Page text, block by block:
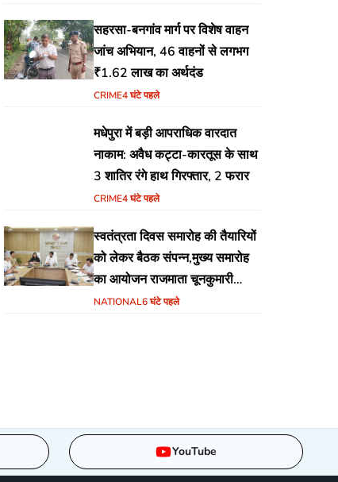
सहरसा-बनगांव मार्ग पर विशेष वाहन
जांच अभियान, 46 वाहनों से लगभग
₹1.62 लाख का अर्थदंड
CRIME4 घंटे पहले
मधेपुरा में बड़ी आपराधिक वारदात
नाकाम: अवैध कट्टा-कारतूस के साथ
3 शातिर रंगे हाथ गिरफ्तार, 2 फरार
CRIME4 घंटे पहले
स्वतंत्रता दिवस समारोह की तैयारियों
को लेकर बैठक संपन्न,मुख्य समारोह
का आयोजन राजमाता चूनकुमारी
स्टेडियम बैढ़न में होगा
NATIONAL6 घंटे पहले
YouTube